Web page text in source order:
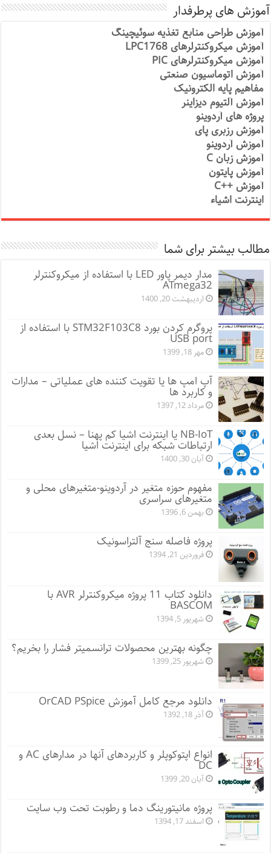
آموزش های پرطرفدار
آموزش طراحی منابع تغذیه سوئیچینگ
آموزش میکروکنترلرهای LPC1768
آموزش میکروکنترلرهای PIC
آموزش اتوماسیون صنعتی
مفاهیم پایه الکترونیک
آموزش آلتیوم دیزاینر
پروژه های آردوینو
آموزش رزبری پای
آموزش آردوینو
آموزش زبان C
آموزش پایتون
آموزش ++C
اینترنت اشیاء
مطالب بیشتر برای شما
مدار دیمر پاور LED با استفاده از میکروکنترلر
ATmega32
اردیبهشت 20, 1400
پروگرم کردن بورد STM32F103C8 با استفاده از
USB port
مهر 18, 1399
آپ امپ ها یا تقویت کننده های عملیاتی – مدارات
و کاربرد ها
مرداد 12, 1397
NB-IoT یا اینترنت اشیا کم پهنا – نسل بعدی
ارتباطات شبکه برای اینترنت اشیا
آبان 30, 1400
مفهوم حوزه متغیر در آردوینو-متغیرهای محلی و
متغیرهای سراسری
بهمن 6, 1396
پروژه فاصله سنج آلتراسونیک
فروردین 21, 1394
دانلود کتاب 11 پروژه میکروکنترلر AVR با
BASCOM
شهریور 5, 1394
چگونه بهترین محصولات ترانسمیتر فشار را بخریم؟
شهریور 25, 1399
دانلود مرجع کامل آموزش OrCAD PSpice
آذر 18, 1392
انواع اپتوکوپلر و کاربردهای آنها در مدارهای AC و
DC
آبان 20, 1399
پروژه مانيتورينگ دما و رطوبت تحت وب سایت
اسفند 17, 1394